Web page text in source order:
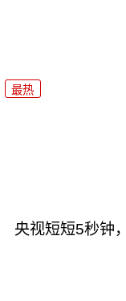
最热
央视短短5秒钟